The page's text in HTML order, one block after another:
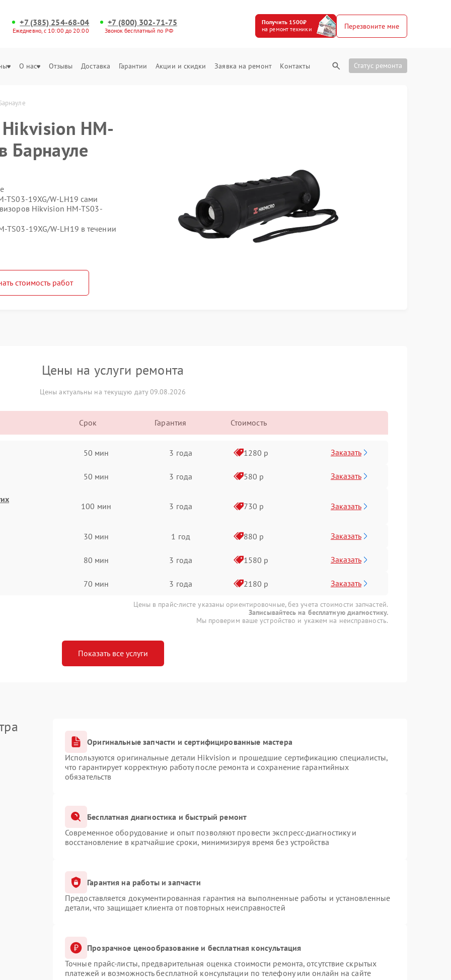
+7 (385) 254-68-04
Ежедневно, с 10:00 до 20:00
+7 (800) 302-71-75
Звонок бесплатный по РФ
Получить 1500₽
на ремонт техники
Перезвоните мне
О нас Отзывы Доставка Гарантии Акции и скидки Заявка на ремонт Контакты Статус ремонта
HM-
Барнауле
TS03-19XG/W-LH19 сами
Hikvision HM-TS03-
TS03-19XG/W-LH19 в течении
стоимость работ
Цены на услуги ремонта
Цены актуальны на текущую дату 09.08.2026
Срок Гарантия Стоимость
50 мин 3 года 1280 р Заказать
50 мин 3 года 580 р Заказать
100 мин 3 года 730 р Заказать
30 мин 1 год 880 р Заказать
80 мин 3 года 1580 р Заказать
70 мин 3 года 2180 р Заказать
Цены в прайс-листе указаны ориентировочные, без учета стоимости запчастей.
Записывайтесь на бесплатную диагностику.
Мы проверим ваше устройство и укажем на неисправность.
Показать все услуги
Оригинальные запчасти и сертифицированные мастера
Используются оригинальные детали Hikvision и прошедшие сертификацию специалисты,
что гарантирует корректную работу после ремонта и сохранение гарантийных
обязательств
Бесплатная диагностика и быстрый ремонт
Современное оборудование и опыт позволяют провести экспресс-диагностику и
восстановление в кратчайшие сроки, минимизируя время без устройства
Гарантия на работы и запчасти
Предоставляется документированная гарантия на выполненные работы и установленные
детали, что защищает клиента от повторных неисправностей
Прозрачное ценообразование и бесплатная консультация
Точные прайс-листы, предварительная оценка стоимости ремонта, отсутствие скрытых
платежей и возможность бесплатной консультации по телефону или онлайн на сайте